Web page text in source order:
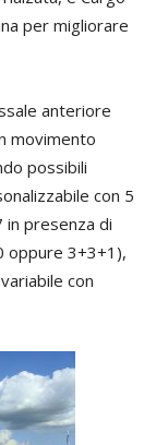
per migliorare
anteriore
movimento
possibili
con 5
presenza di
oppure 3+3+1),
con